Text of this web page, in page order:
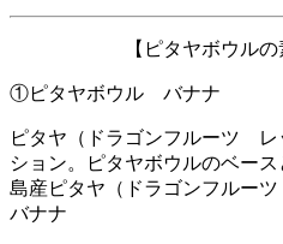
【ピタヤボウル
①ピタヤボウル バナナ
ピタヤ（ドラゴンフルーツ レ
ション。ピタヤボウルのベー
島産ピタヤ（ドラゴンフル
バナナ